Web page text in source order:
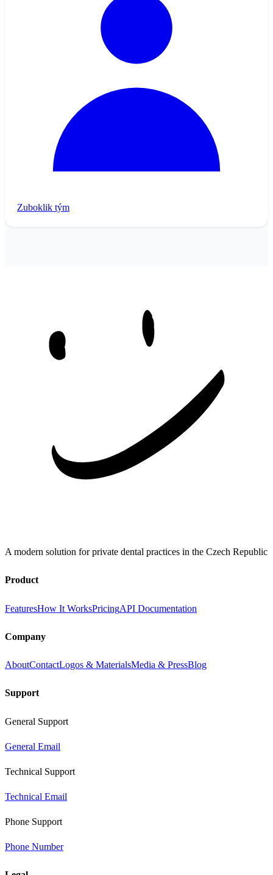
Zuboklik tým
A modern solution for private dental practices in the Czech Republic
Product
FeaturesHow It WorksPricingAPI Documentation
Company
AboutContactLogos & MaterialsMedia & PressBlog
Support
General Support
General Email
Technical Support
Technical Email
Phone Support
Phone Number